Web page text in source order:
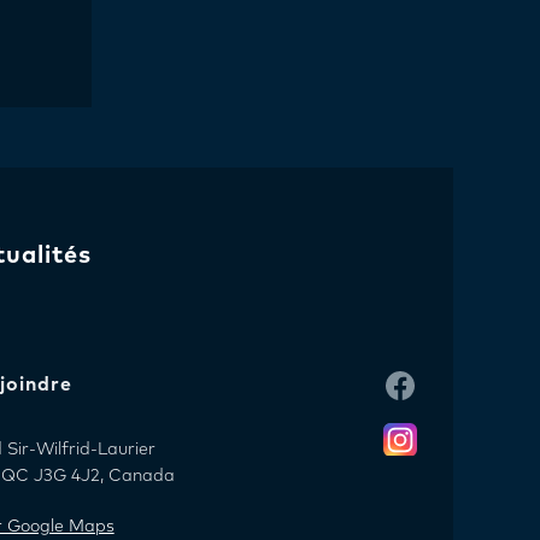
Sir-Wilfrid-Laurier
QC J3G 4J2, Canada
Google Maps